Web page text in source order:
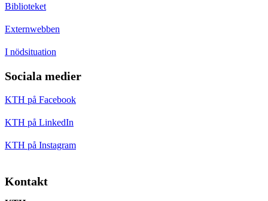
Biblioteket
Externwebben
I nödsituation
Sociala medier
KTH på Facebook
KTH på LinkedIn
KTH på Instagram
Kontakt